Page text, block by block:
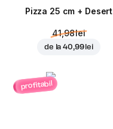
Pizza 25 cm + Desert
41,98 lei
de la40,99 lei
profitabil